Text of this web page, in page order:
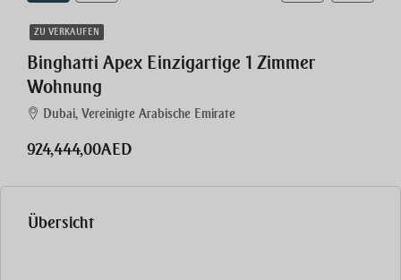
ZU VERKAUFEN
Binghatti Apex Einzigartige 1 Zimmer
Wohnung
Dubai, Vereinigte Arabische Emirate
924,444,00AED
Übersicht